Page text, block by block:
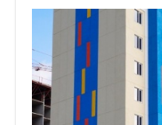
Объявления